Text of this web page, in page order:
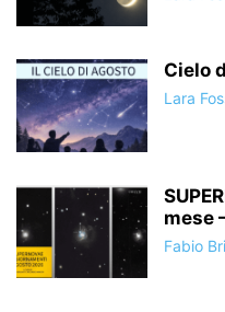
Cielo
Lara
mese
Fabio